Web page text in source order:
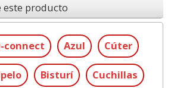
este producto
connect Azul Cúter
Bisturí Cuchillas